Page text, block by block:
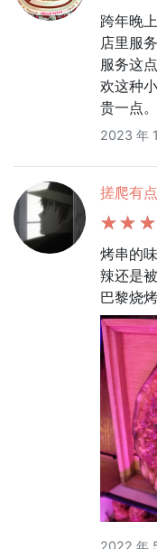
跨年晚
店里服
服务这
欢这种
贵一点。
2023 年
搓爬有
烤串的
辣还是
巴黎烧
2022 年